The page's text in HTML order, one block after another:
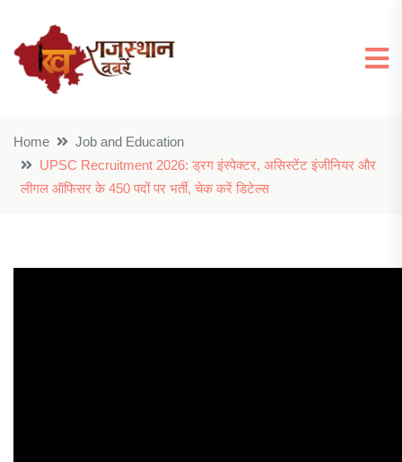
Home
Job and Education
UPSC Recruitment 2026: ड्रग इंस्पेक्टर, असिस्टेंट इंजीनियर और
लीगल ऑफिसर के 450 पदों पर भर्ती, चेक करें डिटेल्स